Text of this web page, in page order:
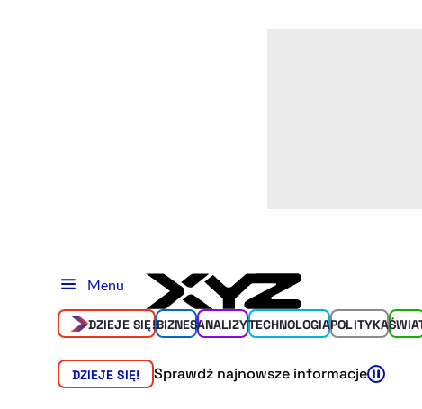
Menu
DZIEJE SIĘ!BIZNESANALIZYTECHNOLOGIAPOLITYKA
DZIEJE SIĘ! Sprawdź najnowsze informacje